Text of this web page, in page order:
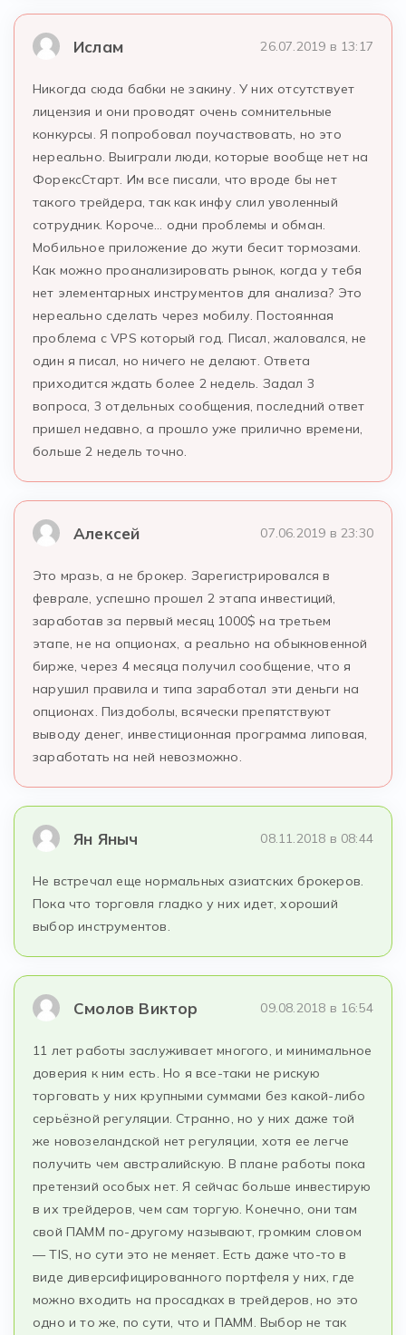
Ислам 26.07.2019 в 13:17
Никогда сюда бабки не закину. У них отсутствует
лицензия и они проводят очень сомнительные
конкурсы. Я попробовал поучаствовать, но это
нереально. Выиграли люди, которые вообще нет на
ФорексСтарт. Им все писали, что вроде бы нет
такого трейдера, так как инфу слил уволенный
сотрудник. Короче… одни проблемы и обман.
Мобильное приложение до жути бесит тормозами.
Как можно проанализировать рынок, когда у тебя
нет элементарных инструментов для анализа? Это
нереально сделать через мобилу. Постоянная
проблема с VPS который год. Писал, жаловался, не
один я писал, но ничего не делают. Ответа
приходится ждать более 2 недель. Задал 3
вопроса, 3 отдельных сообщения, последний ответ
пришел недавно, а прошло уже прилично времени,
больше 2 недель точно.
Алексей 07.06.2019 в 23:30
Это мразь, а не брокер. Зарегистрировался в
феврале, успешно прошел 2 этапа инвестиций,
заработав за первый месяц 1000$ на третьем
этапе, не на опционах, а реально на обыкновенной
бирже, через 4 месяца получил сообщение, что я
нарушил правила и типа заработал эти деньги на
опционах. Пиздоболы, всячески препятствуют
выводу денег, инвестиционная программа липовая,
заработать на ней невозможно.
Ян Яныч 08.11.2018 в 08:44
Не встречал еще нормальных азиатских брокеров.
Пока что торговля гладко у них идет, хороший
выбор инструментов.
Смолов Виктор 09.08.2018 в 16:54
11 лет работы заслуживает многого, и минимальное
доверия к ним есть. Но я все-таки не рискую
торговать у них крупными суммами без какой-либо
серьёзной регуляции. Странно, но у них даже той
же новозеландской нет регуляции, хотя ее легче
получить чем австралийскую. В плане работы пока
претензий особых нет. Я сейчас больше инвестирую
в их трейдеров, чем сам торгую. Конечно, они там
свой ПАММ по-другому называют, громким словом
— TIS, но сути это не меняет. Есть даже что-то в
виде диверсифицированного портфеля у них, где
можно входить на просадках в трейдеров, но это
одно и то же, по сути, что и ПАММ. Выбор не так